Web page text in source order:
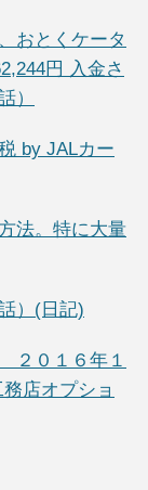
おとくケータ
円 入金さ
）
by JALカー
法。特に大量
）(日記)
０１６年１
店オプショ